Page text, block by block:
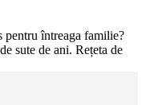
pentru întreaga familie?
sute de ani. Rețeta de